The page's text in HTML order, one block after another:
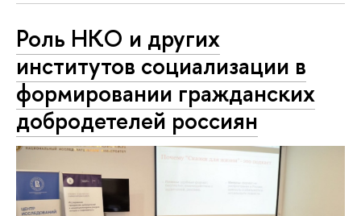
Роль НКО и других
институтов социализации в
формировании гражданских
добродетелей россиян